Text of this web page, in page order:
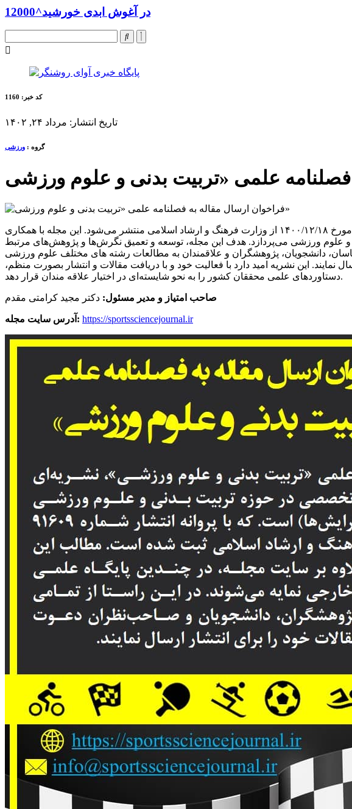
در آغوش ابدی خورشید^12000
کد خبر: 1160
تاریخ انتشار: مرداد ۲۴, ۱۴۰۲
گروه : ورزشی
»، با مجوز پروانه انتشار رسمی به شماره ۹۱۶۰۹ مورخ ۱۴۰۰/۱۲/۱۸ از وزارت فرهنگ و ارشاد اسلامی منتشر می‌شود. این مجله با همکاری
و علوم ورزشی می‌پردازد. هدف این مجله، توسعه و تعمیق نگرش‌ها و پژوهش‌های مرتبط
دانشجویان، پژوهشگران و علاقمندان به مطالعات رشته های مختلف علوم ورزشی
این نشریه امید دارد با فعالیت خود و با دریافت مقالات و انتشار بصورت منظم،
دستاوردهای علمی محققان کشور را به نحو شایسته‌ای در اختیار علاقه مندان قرار دهد.
صاحب امتیاز و مدیر مسئول: دکتر مجید کرامتی مقدم
آدرس سایت مجله: https://sportssciencejournal.ir